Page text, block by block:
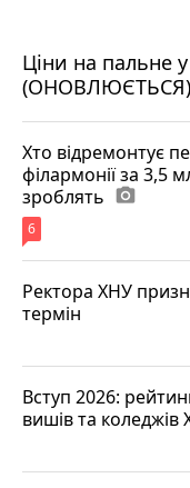
Ціни на пальне
(ОНОВЛЮЄТЬСЯ)
Хто відремонтує
філармонії за 3,5
зроблять photo_camera
6
Ректора ХНУ
термін
Вступ 2026:
вишів та